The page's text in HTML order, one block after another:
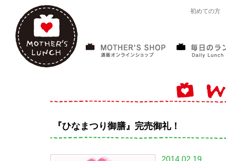
初めての方
『ひなまつり御膳』完売御礼！
2014.02.19